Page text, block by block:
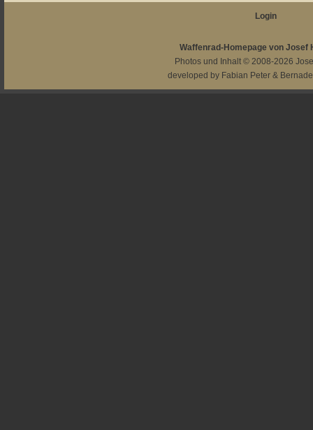
Login
Waffenrad-Homepage von Josef
Photos und Inhalt © 2008-2026
developed by Fabian Peter &